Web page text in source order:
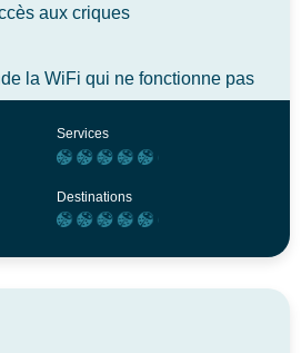
aux criques
la WiFi qui ne fonctionne pas
Services
Destinations